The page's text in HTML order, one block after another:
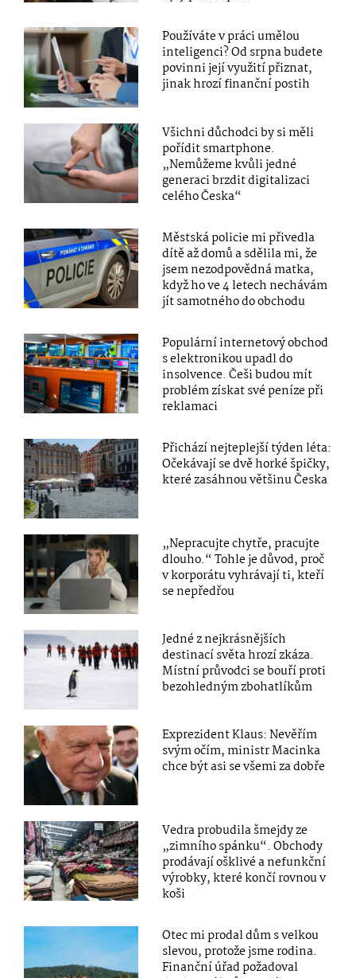
Používáte v práci umělou
inteligenci? Od srpna budete
povinni její využití přiznat,
jinak hrozí finanční postih
Všichni důchodci by si měli
pořídit smartphone.
„Nemůžeme kvůli jedné
generaci brzdit digitalizaci
celého Česka“
Městská policie mi přivedla
dítě až domů a sdělila mi, že
jsem nezodpovědná matka,
když ho ve 4 letech nechávám
jít samotného do obchodu
Populární internetový obchod
s elektronikou upadl do
insolvence. Češi budou mít
problém získat své peníze při
reklamaci
Přichází nejteplejší týden léta:
Očekávají se dvě horké špičky,
které zasáhnou většinu Česka
„Nepracujte chytře, pracujte
dlouho.“ Tohle je důvod, proč
v korporátu vyhrávají ti, kteří
se nepředřou
Jedné z nejkrásnějších
destinací světa hrozí zkáza.
Místní průvodci se bouří proti
bezohledným zbohatlíkům
Exprezident Klaus: Nevěřím
svým očím, ministr Macinka
chce být asi se všemi za dobře
Vedra probudila šmejdy ze
„zimního spánku“. Obchody
prodávají ošklivé a nefunkční
výrobky, které končí rovnou v
koši
Otec mi prodal dům s velkou
slevou, protože jsme rodina.
Finanční úřad požadoval